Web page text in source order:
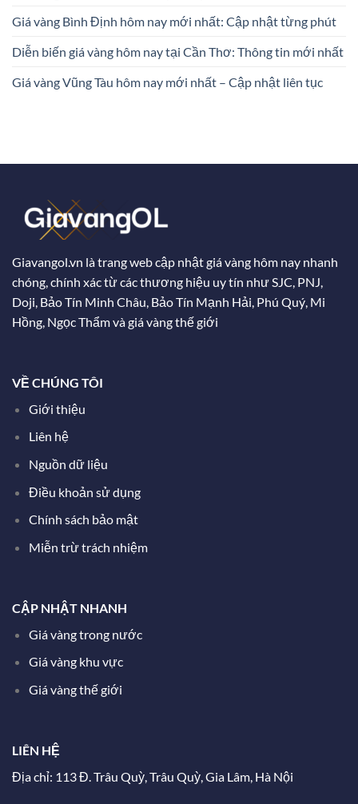
Giá vàng Bình Định hôm nay mới nhất: Cập nhật từng phút
Diễn biến giá vàng hôm nay tại Cần Thơ: Thông tin mới nhất
Giá vàng Vũng Tàu hôm nay mới nhất – Cập nhật liên tục
Giavangol.vn là trang web cập nhật giá vàng hôm nay nhanh
chóng, chính xác từ các thương hiệu uy tín như SJC, PNJ,
Doji, Bảo Tín Minh Châu, Bảo Tín Mạnh Hải, Phú Quý, Mi
Hồng, Ngọc Thẩm và giá vàng thế giới
VỀ CHÚNG TÔI
Giới thiệu
Liên hệ
Nguồn dữ liệu
Điều khoản sử dụng
Chính sách bảo mật
Miễn trừ trách nhiệm
CẬP NHẬT NHANH
Giá vàng trong nước
Giá vàng khu vực
Giá vàng thế giới
LIÊN HỆ
Địa chỉ: 113 Đ. Trâu Quỳ, Trâu Quỳ, Gia Lâm, Hà Nội